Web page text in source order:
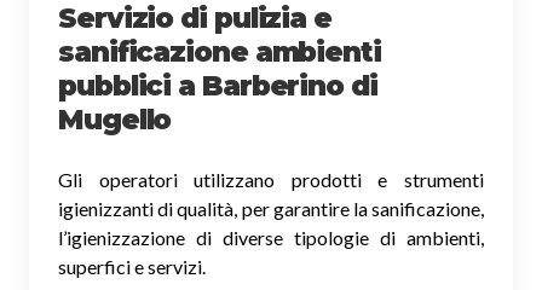
Servizio di pulizia e
sanificazione ambienti
pubblici a Barberino di
Mugello
Gli operatori utilizzano prodotti e strumenti
igienizzanti di qualità, per garantire la sanificazione,
l’igienizzazione di diverse tipologie di ambienti,
superfici e servizi.